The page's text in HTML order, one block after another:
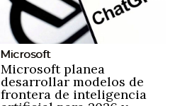
Microsoft
Microsoft planea
desarrollar modelos de
frontera de inteligencia